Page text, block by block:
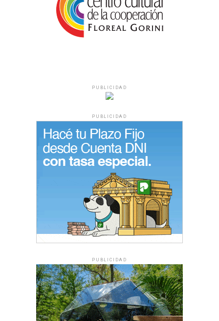
PUBLICIDAD
PUBLICIDAD
PUBLICIDAD